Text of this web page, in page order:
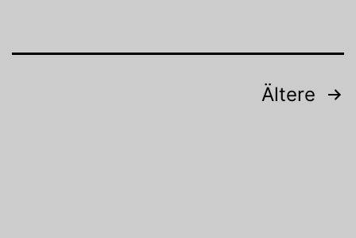
Ältere